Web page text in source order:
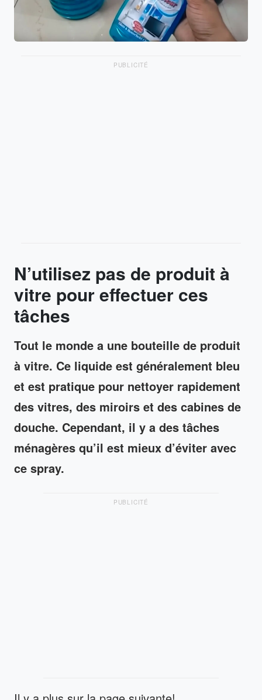
PUBLICITÉ
N’utilisez pas de produit à
vitre pour effectuer ces
tâches
Tout le monde a une bouteille de produit
à vitre. Ce liquide est généralement bleu
et est pratique pour nettoyer rapidement
des vitres, des miroirs et des cabines de
douche. Cependant, il y a des tâches
ménagères qu’il est mieux d’éviter avec
ce spray.
PUBLICITÉ